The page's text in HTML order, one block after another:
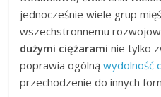
jednocześnie wiele grup
wszechstronnemu
dużymi ciężarami nie tylko
poprawia ogólnąwydolność
przechodzenie do innych